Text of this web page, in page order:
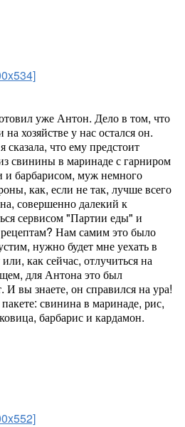
уже Антон. Дело в том, что
хозяйстве у нас остался он.
сказала, что ему предстоит
свинины в маринаде с гарниром
и барбарисом, муж немного
как, если не так, лучше всего
совершенно далекий к
сервисом "Партии еды" и
Нам самим это было
нужно будет мне уехать в
как сейчас, отлучиться на
для Антона это был
вы знаете, он справился на ура!
свинина в маринаде, рис,
барбарис и кардамон.